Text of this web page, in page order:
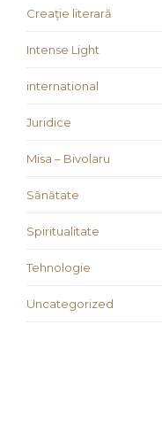
Creaţie literară
Intense Light
international
Juridice
Misa – Bivolaru
Sănătate
Spiritualitate
Tehnologie
Uncategorized